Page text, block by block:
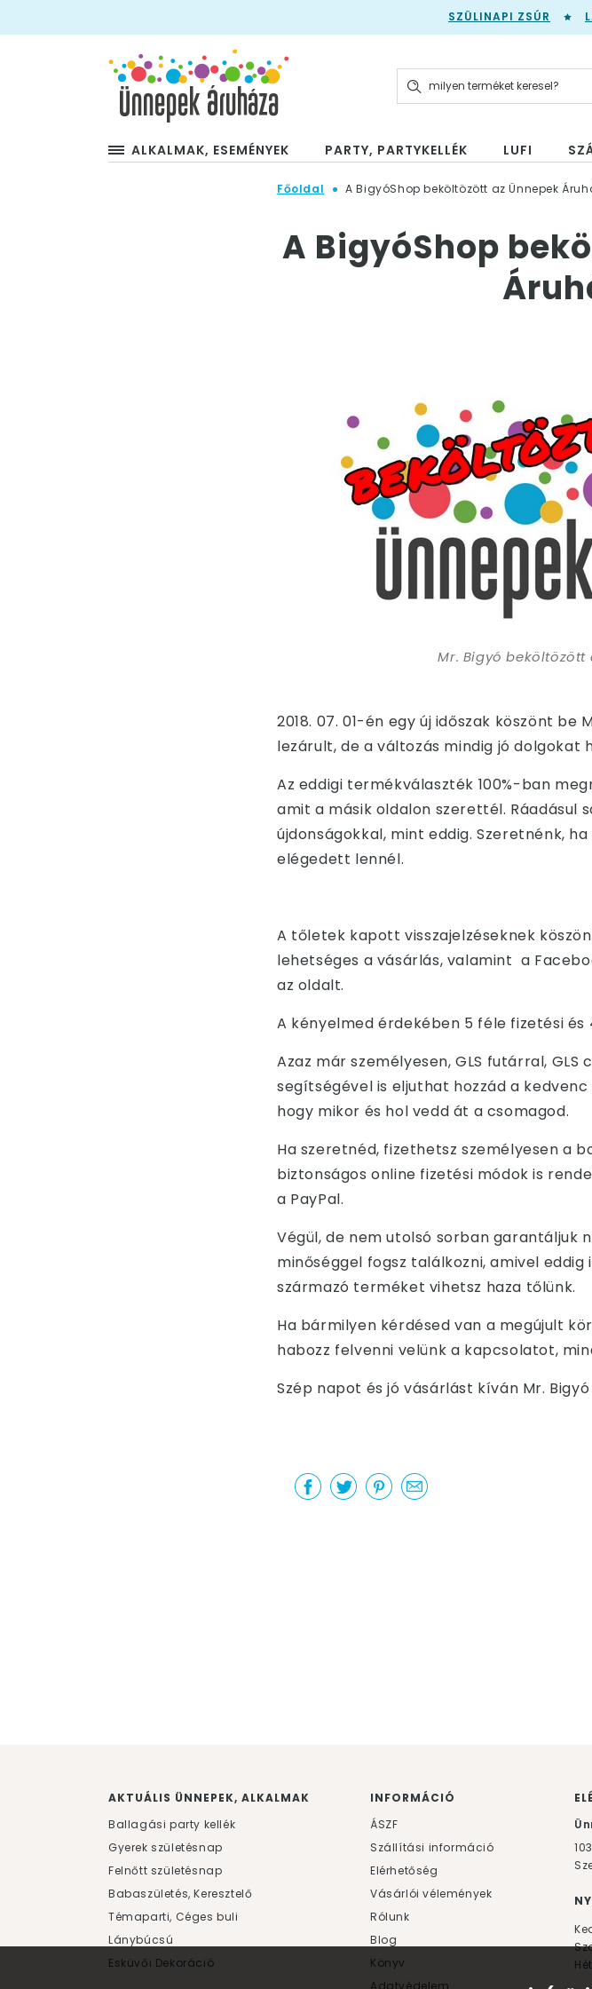
SZÜLINAPI ZSÚR
ALKALMAK, ESEMÉNYEK PARTY, PARTYKELLÉK LUFI
Főoldal A BigyóShop beköltözött az Ünnepek
A BigyóShop
Mr. Bigyó beköltözött
2018. 07. 01-én egy új időszak köszönt
lezárult, de a változás mindig jó dolgokat
Az eddigi termékválaszték 100%-ban
amit a másik oldalon szerettél. Ráadásul
újdonságokkal, mint eddig. Szeretnénk,
elégedett lennél.
A tőletek kapott visszajelzéseknek
lehetséges a vásárlás, valamint a
az oldalt.
A kényelmed érdekében 5 féle fizetési
Azaz már személyesen, GLS futárral,
segítségével is eljuthat hozzád a
hogy mikor és hol vedd át a csomagod.
Ha szeretnéd, fizethetsz személyesen a
biztonságos online fizetési módok is
a PayPal.
Végül, de nem utolsó sorban garantáljuk
minőséggel fogsz találkozni, amivel
származó terméket vihetsz haza tőlünk.
Ha bármilyen kérdésed van a megújult
habozz felvenni velünk a kapcsolatot,
Szép napot és jó vásárlást kíván Mr.
AKTUÁLIS ÜNNEPEK, ALKALMAK
Ballagási party kellék
Gyerek születésnap
Felnőtt születésnap
Babaszületés, Keresztelő
Témaparti, Céges buli
Lánybúcsú
Esküvői Dekoráció
INFORMÁCIÓ
ÁSZF
Szállítási információ
Elérhetőség
Vásárlói vélemények
Rólunk
Blog
Könyv
Adatvédelem